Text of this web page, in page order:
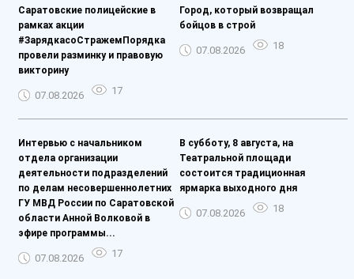
Саратовские полицейские в
рамках акции
#ЗарядкасоСтражемПорядка
провели разминку и правовую
викторину
07.08.2026 17
Город, который возвращал
бойцов в строй
07.08.2026 18
Интервью с начальником
отдела организации
деятельности подразделений
по делам несовершеннолетних
ГУ МВД России по Саратовской
области Анной Волковой в
эфире программы...
07.08.2026 17
В субботу, 8 августа, на
Театральной площади
состоится традиционная
ярмарка выходного дня
07.08.2026 18